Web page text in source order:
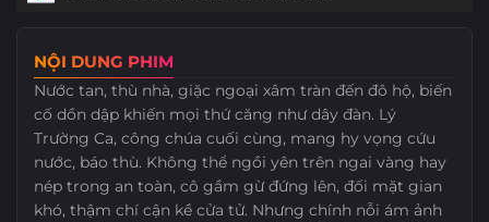
NỘI DUNG PHIM
Nước tan, thù nhà, giặc ngoại xâm tràn đến đô hộ, biến
cố dồn dập khiến mọi thứ căng như dây đàn. Lý
Trường Ca, công chúa cuối cùng, mang hy vọng cứu
nước, báo thù. Không thể ngồi yên trên ngai vàng hay
nép trong an toàn, cô gầm gừ đứng lên, đối mặt gian
khó, thậm chí cận kề cửa tử. Nhưng chính nỗi ám ảnh